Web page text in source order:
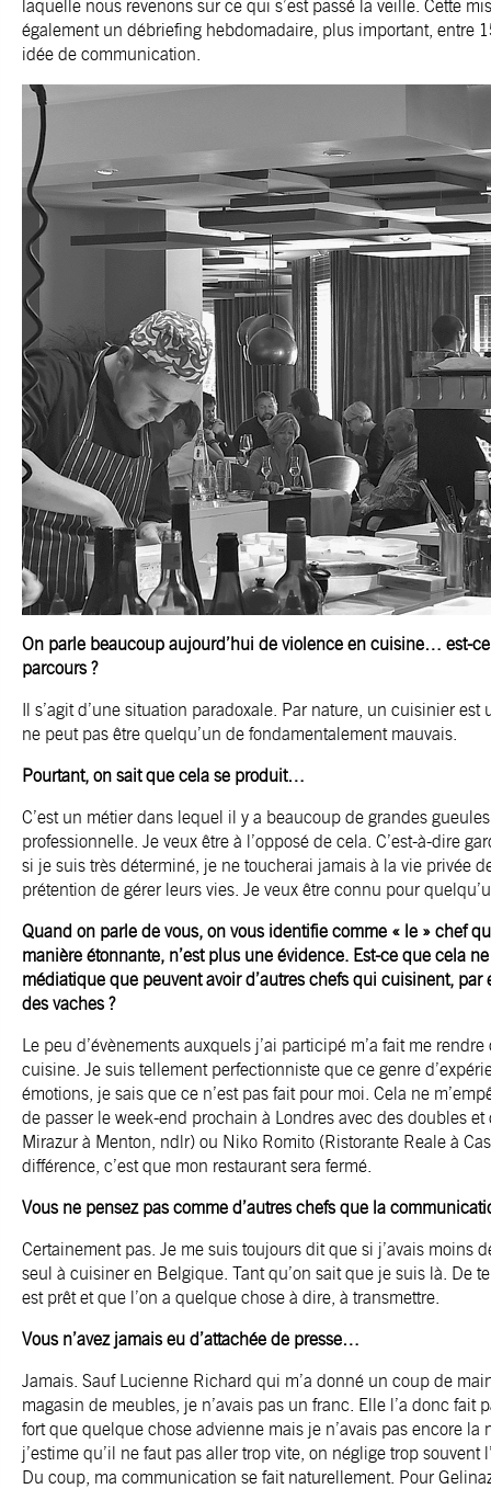
laquelle nous revenons sur ce qui s’est passé la veille. Cette
également un débriefing hebdomadaire, plus important, entre
idée de communication.
On parle beaucoup aujourd’hui de violence en cuisine… est-
parcours ?
Il s’agit d’une situation paradoxale. Par nature, un cuisinier
ne peut pas être quelqu’un de fondamentalement mauvais.
Pourtant, on sait que cela se produit…
C’est un métier dans lequel il y a beaucoup de grandes
professionnelle. Je veux être à l’opposé de cela. C’est-à-dire
si je suis très déterminé, je ne toucherai jamais à la vie privée
prétention de gérer leurs vies. Je veux être connu pour
Quand on parle de vous, on vous identifie comme « le » chef
manière étonnante, n’est plus une évidence. Est-ce que cela
médiatique que peuvent avoir d’autres chefs qui cuisinent,
des vaches ?
Le peu d’évènements auxquels j’ai participé m’a fait me
cuisine. Je suis tellement perfectionniste que ce genre
émotions, je sais que ce n’est pas fait pour moi. Cela ne
de passer le week-end prochain à Londres avec des doubles
Mirazur à Menton, ndlr) ou Niko Romito (Ristorante Reale à
différence, c’est que mon restaurant sera fermé.
Vous ne pensez pas comme d’autres chefs que la
Certainement pas. Je me suis toujours dit que si j’avais moins
seul à cuisiner en Belgique. Tant qu’on sait que je suis là. De
est prêt et que l’on a quelque chose à dire, à transmettre.
Vous n’avez jamais eu d’attachée de presse…
Jamais. Sauf Lucienne Richard qui m’a donné un coup de
magasin de meubles, je n’avais pas un franc. Elle l’a donc fait
fort que quelque chose advienne mais je n’avais pas encore
j’estime qu’il ne faut pas aller trop vite, on néglige trop
Du coup, ma communication se fait naturellement. Pour